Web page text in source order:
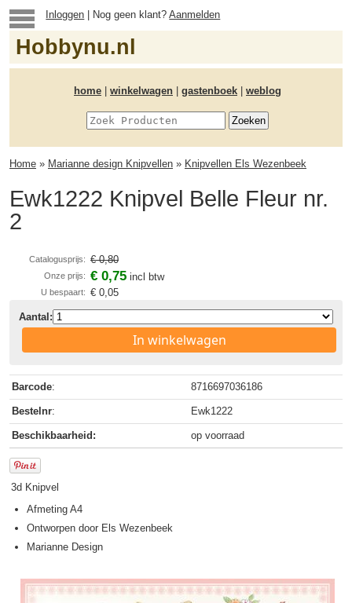
Inloggen | Nog geen klant?Aanmelden
Hobbynu.nl
home winkelwagen gastenboek weblog
Home » Marianne design Knipvellen » Knipvellen Els Wezenbeek
Ewk1222 Knipvel Belle Fleur nr.
2
Catalogusprijs: € 0,80
Onze prijs: € 0,75 incl btw
U bespaart: € 0,05
Aantal:
In winkelwagen
Barcode: 8716697036186
Bestelnr: Ewk1222
Beschikbaarheid: op voorraad
3d Knipvel
Afmeting A4
Ontworpen door Els Wezenbeek
Marianne Design